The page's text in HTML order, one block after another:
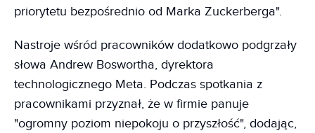
priorytetu bezpośrednio od Marka Zuckerberga".
Nastroje wśród pracowników dodatkowo podgrzały
słowa Andrew Boswortha, dyrektora
technologicznego Meta. Podczas spotkania z
pracownikami przyznał, że w firmie panuje
"ogromny poziom niepokoju o przyszłość", dodając,